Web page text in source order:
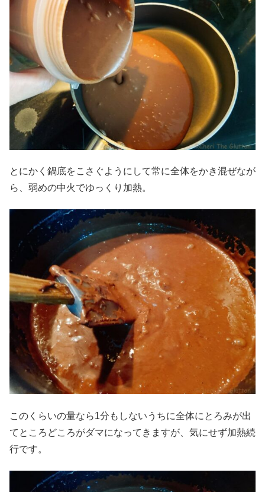
とにかく鍋底をこさぐようにして常に全体をかき混ぜなが
ら、弱めの中火でゆっくり加熱。
このくらいの量なら1分もしないうちに全体にとろみが出
てところどころがダマになってきますが、気にせず加熱続
行です。